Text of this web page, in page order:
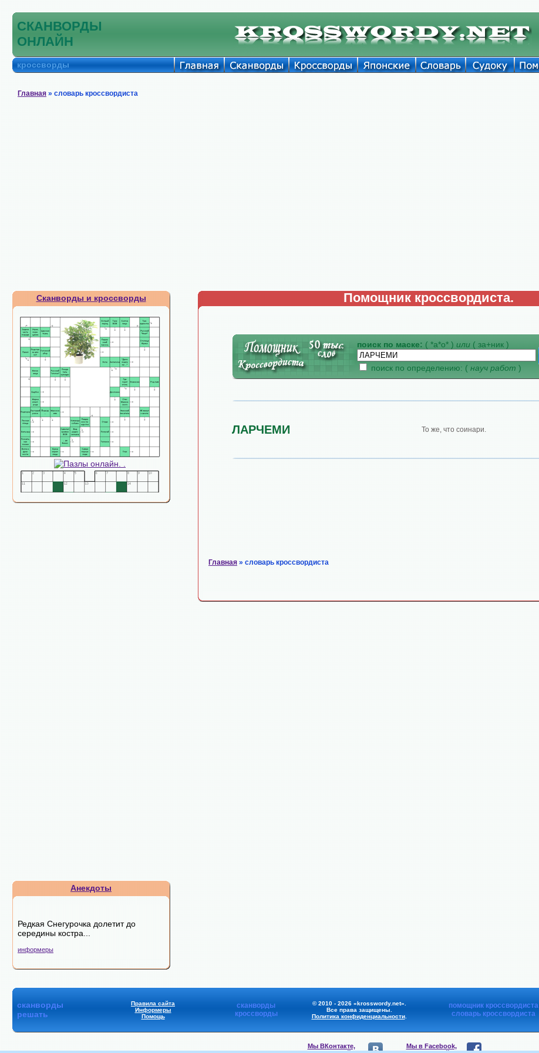
СКАНВОРДЫ
ОНЛАЙН
кроссворды
Главная » словарь кроссвордиста
Сканворды и кроссворды
Анекдоты
Редкая Снегурочка долетит до
середины костра...
информеры
Помощник кроссвордиста.
поиск по маске: ( *а*о* ) или ( за+ник )
поиск по определению: ( науч работ )
ЛАРЧЕМИ То же, что соинари.
Главная » словарь кроссвордиста
сканворды
решать
Правила сайта
Информеры
Помощь
сканворды
кроссворды
© 2010 - 2026 «krosswordy.net».
Все права защищены.
Политика конфиденциальности.
помощник кроссвордиста
словарь кроссвордиста
Мы ВКонтакте,
Мы в Facebook,